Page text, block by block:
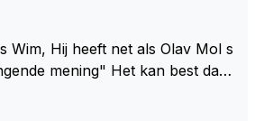
Olav Mol s
mening" Het kan best dat
Maar in een tijd zonder r